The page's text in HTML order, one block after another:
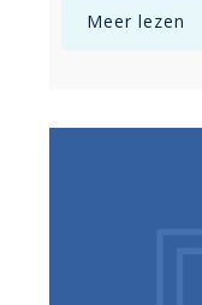
Meer lezen